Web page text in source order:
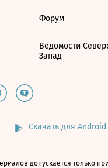
Форум
Ведомости
Запад
Скачать для Android
допускается только